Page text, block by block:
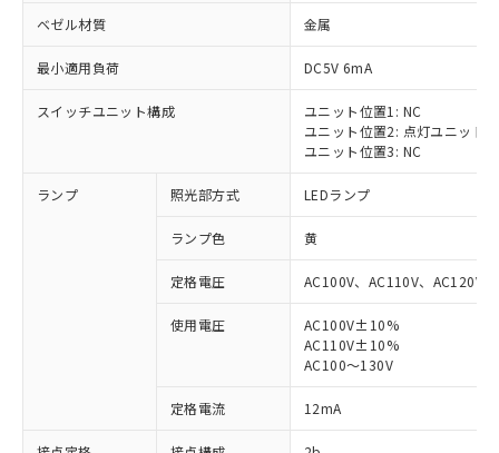
ベゼル材質 金属
最小適用負荷 DC5V 6mA
スイッチユニット構成
ユニット位置1: NC
ユニット位置2: 点灯ユニット
ユニット位置3: NC
ランプ 照光部方式 LEDランプ
ランプ色 黄
定格電圧 AC100V、AC110V、AC120V
使用電圧
AC100V±10%
AC110V±10%
AC100～130V
定格電流 12mA
対応済み：EU RoHS指令（10物質）の
非含有に対応した製品が提供可能な商品で